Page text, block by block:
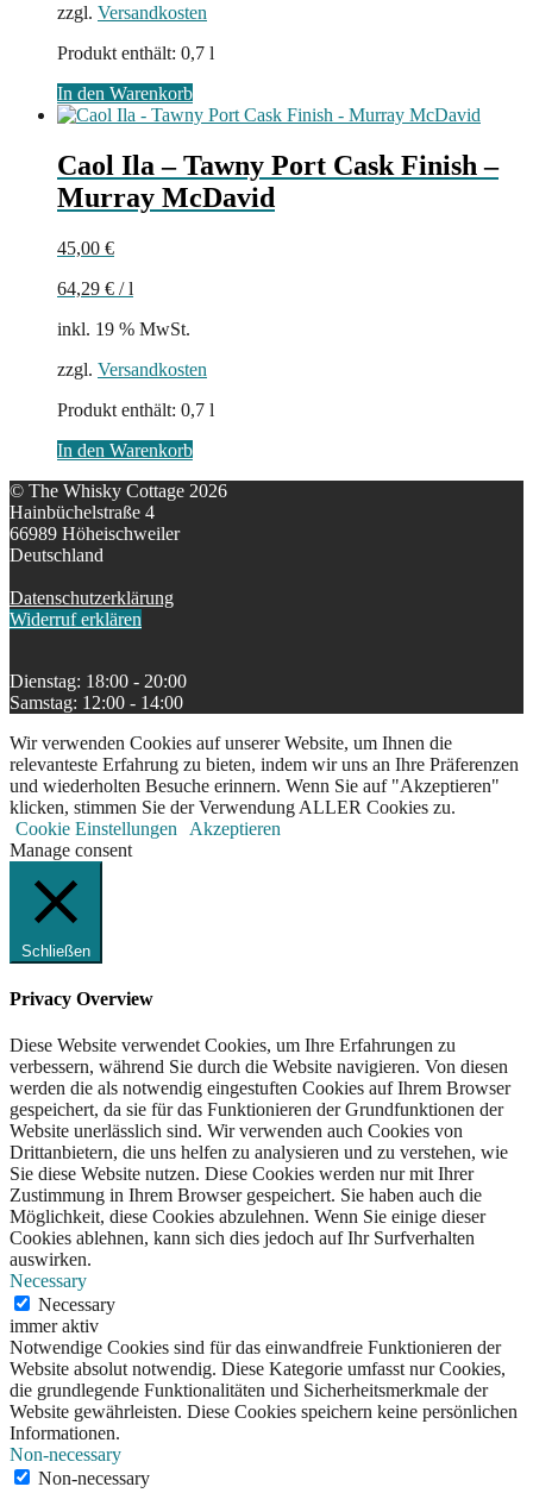
zzgl. Versandkosten
Produkt enthält: 0,7 l
In den Warenkorb
Caol Ila – Tawny Port Cask Finish –
Murray McDavid
45,00 €
64,29 € /l
inkl. 19 % MwSt.
zzgl. Versandkosten
Produkt enthält: 0,7 l
In den Warenkorb
© The Whisky Cottage 2026
Hainbüchelstraße 4
66989 Höheischweiler
Deutschland
Datenschutzerklärung
Widerruf erklären
Dienstag: 18:00 - 20:00
Samstag: 12:00 - 14:00
Wir verwenden Cookies auf unserer Website, um Ihnen die
relevanteste Erfahrung zu bieten, indem wir uns an Ihre Präferenzen
und wiederholten Besuche erinnern. Wenn Sie auf "Akzeptieren"
klicken, stimmen Sie der Verwendung ALLER Cookies zu.
Cookie Einstellungen
Akzeptieren
Manage consent
Schließen
Privacy Overview
Diese Website verwendet Cookies, um Ihre Erfahrungen zu
verbessern, während Sie durch die Website navigieren. Von diesen
werden die als notwendig eingestuften Cookies auf Ihrem Browser
gespeichert, da sie für das Funktionieren der Grundfunktionen der
Website unerlässlich sind. Wir verwenden auch Cookies von
Drittanbietern, die uns helfen zu analysieren und zu verstehen, wie
Sie diese Website nutzen. Diese Cookies werden nur mit Ihrer
Zustimmung in Ihrem Browser gespeichert. Sie haben auch die
Möglichkeit, diese Cookies abzulehnen. Wenn Sie einige dieser
Cookies ablehnen, kann sich dies jedoch auf Ihr Surfverhalten
auswirken.
Necessary
Necessary
immer aktiv
Notwendige Cookies sind für das einwandfreie Funktionieren der
Website absolut notwendig. Diese Kategorie umfasst nur Cookies,
die grundlegende Funktionalitäten und Sicherheitsmerkmale der
Website gewährleisten. Diese Cookies speichern keine persönlichen
Informationen.
Non-necessary
Non-necessary